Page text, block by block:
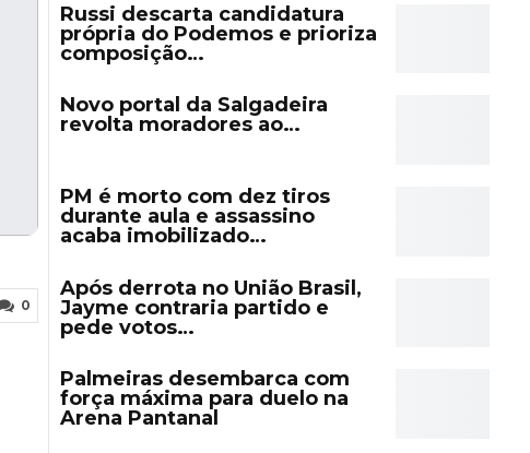
0
Russi descarta candidatura
própria do Podemos e prioriza
composição…
Novo portal da Salgadeira
revolta moradores ao…
PM é morto com dez tiros
durante aula e assassino
acaba imobilizado…
Após derrota no União Brasil,
Jayme contraria partido e
pede votos…
Palmeiras desembarca com
força máxima para duelo na
Arena Pantanal